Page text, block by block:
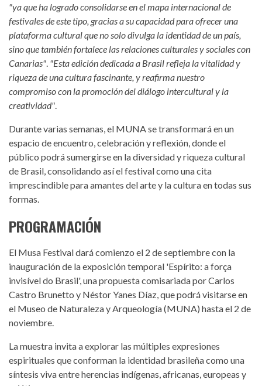
"ya que ha logrado consolidarse en el mapa internacional de
festivales de este tipo, gracias a su capacidad para ofrecer una
plataforma cultural que no solo divulga la identidad de un país,
sino que también fortalece las relaciones culturales y sociales con
Canarias". "Esta edición dedicada a Brasil refleja la vitalidad y
riqueza de una cultura fascinante, y reafirma nuestro
compromiso con la promoción del diálogo intercultural y la
creatividad".
Durante varias semanas, el MUNA se transformará en un
espacio de encuentro, celebración y reflexión, donde el
público podrá sumergirse en la diversidad y riqueza cultural
de Brasil, consolidando así el festival como una cita
imprescindible para amantes del arte y la cultura en todas sus
formas.
PROGRAMACIÓN
El Musa Festival dará comienzo el 2 de septiembre con la
inauguración de la exposición temporal 'Espírito: a força
invisível do Brasil', una propuesta comisariada por Carlos
Castro Brunetto y Néstor Yanes Díaz, que podrá visitarse en
el Museo de Naturaleza y Arqueología (MUNA) hasta el 2 de
noviembre.
La muestra invita a explorar las múltiples expresiones
espirituales que conforman la identidad brasileña como una
síntesis viva entre herencias indígenas, africanas, europeas y